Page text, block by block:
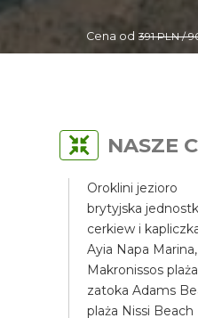
Cena od 391 PLN /
NASZE
Oroklini jezioro
brytyjska
cerkiew i
Ayia Napa
Makronissos
zatoka Adams
plaża Nissi Beach